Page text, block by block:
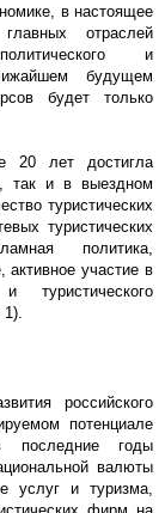
в настоящее
отраслей
и
будущем
будет только
20 лет достигла
так и в выездном
туристических
туристических
политика,
активное участие в
туристического
российского
потенциале
годы
валюты
услуг и туризма,
фирм на